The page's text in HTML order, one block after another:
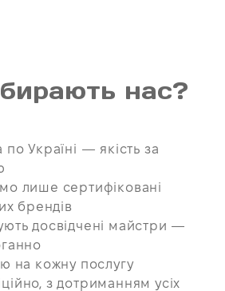
нас?
Україні — якість за
лише сертифіковані
брендів
досвідчені майстри —
на кожну послугу
з дотриманням усіх